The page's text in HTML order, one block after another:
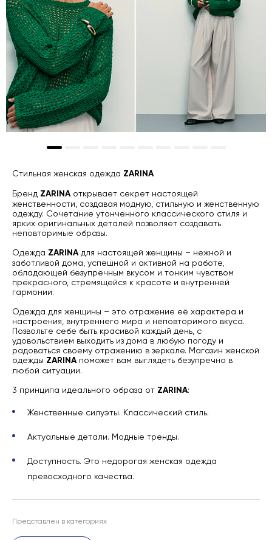
Стильная женская одежда ZARINA
Бренд ZARINA открывает секрет настоящей
женственности, создавая модную, стильную и женственную
одежду. Сочетание утонченного классического стиля и
ярких оригинальных деталей позволяет создавать
неповторимые образы.
Одежда ZARINAдля настоящей женщины – нежной и
заботливой дома, успешной и активной на работе,
обладающей безупречным вкусом и тонким чувством
прекрасного, стремящейся к красоте и внутренней
гармонии.
Одежда для женщины – это отражение её характера и
настроения, внутреннего мира и неповторимого вкуса.
Позвольте себе быть красивой каждый день, с
удовольствием выходить из дома в любую погоду и
радоваться своему отражению в зеркале. Магазин женской
одежды ZARINA поможет вам выглядеть безупречно в
любой ситуации.
3 принципа идеального образа от ZARINA:
Женственные силуэты. Классический стиль.
Актуальные детали. Модные тренды.
Доступность. Это недорогая женская одежда
превосходного качества.
Представлен в категориях